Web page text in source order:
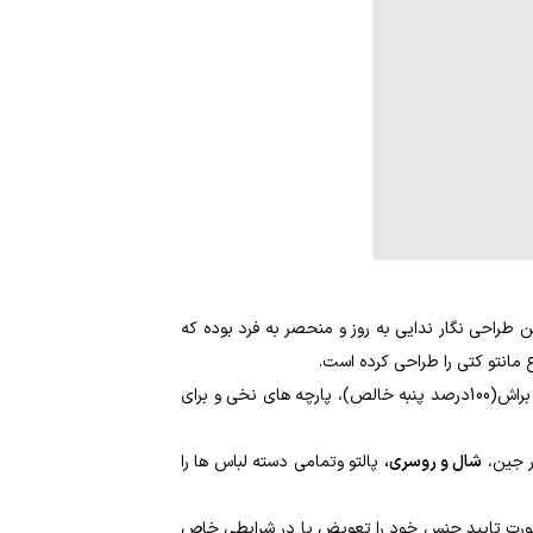
طراحی نگار ندایی به روز و منحصر به فرد بوده که
مانتو کتی را طراحی کرده است.
جنس پارچه بکار گرفته شده در دوخت و تولید مانتو کتی ها متناسب با فصل پیش رو در نظر گرفته میشود، برای تابستان پارچه های خنک مثل لینن، پنبه براش(100درصد پنبه خالص)، پارچه های نخی و برای
جین، شال و روسری، پالتو وتمامی دسته لباس ها را